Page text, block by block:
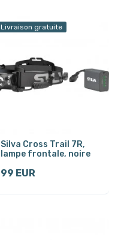
Livraison gratuite
Silva Cross Trail 7R,
lampe frontale, noire
99 EUR